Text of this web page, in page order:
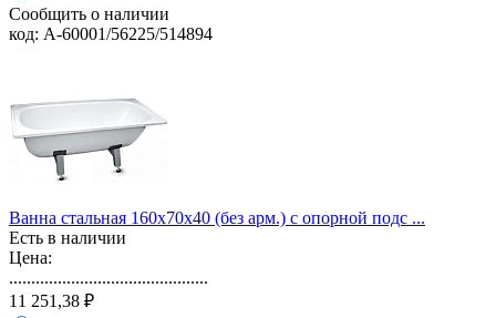
Сообщить о наличии
код: А-60001/56225/514894
Ванна стальная 160х70х40 (без арм.) с опорной подс ...
Есть в наличии
Цена:
.............................................
11 251,38 ₽